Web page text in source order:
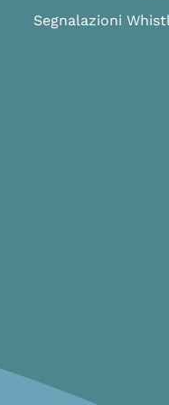
Segnalazioni